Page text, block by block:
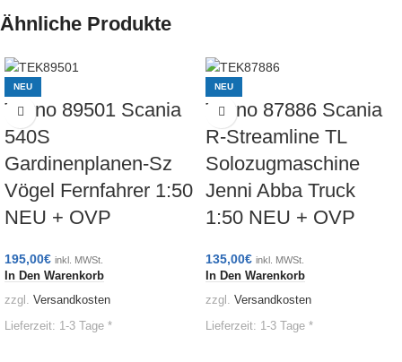
Ähnliche Produkte
NEU
Tekno 89501 Scania
540S
Gardinenplanen-Sz
Vögel Fernfahrer 1:50
NEU + OVP
195,00€ inkl. MWSt.
In Den Warenkorb
zzgl. Versandkosten
Lieferzeit: 1-3 Tage *
NEU
Tekno 87886 Scania
R-Streamline TL
Solozugmaschine
Jenni Abba Truck
1:50 NEU + OVP
135,00€ inkl. MWSt.
In Den Warenkorb
zzgl. Versandkosten
Lieferzeit: 1-3 Tage *